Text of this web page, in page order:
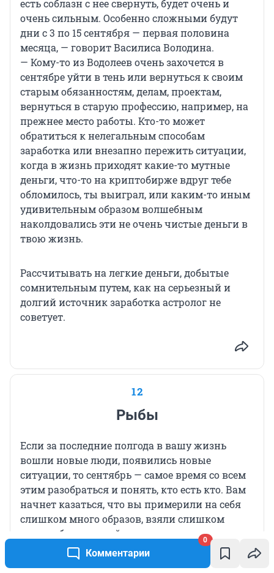
Комментарии
0
есть соблазн с нее свернуть, будет очень и
очень сильным. Особенно сложными будут
дни с 3 по 15 сентября — первая половина
месяца, — говорит Василиса Володина.
— Кому-то из Водолеев очень захочется в
сентябре уйти в тень или вернуться к своим
старым обязанностям, делам, проектам,
вернуться в старую профессию, например, на
прежнее место работы. Кто-то может
обратиться к нелегальным способам
заработка или внезапно пережить ситуации,
когда в жизнь приходят какие-то мутные
деньги, что-то на криптобирже вдруг тебе
обломилось, ты выиграл, или каким-то иным
удивительным образом волшебным
наколдовались эти не очень чистые деньги в
твою жизнь.
Рассчитывать на легкие деньги, добытые
сомнительным путем, как на серьезный и
долгий источник заработка астролог не
советует.
12
Рыбы
Если за последние полгода в вашу жизнь
вошли новые люди, появились новые
ситуации, то сентябрь — самое время со всем
этим разобраться и понять, кто есть кто. Вам
начнет казаться, что вы примерили на себя
слишком много образов, взяли слишком
много обязанностей, повесили огромную
ответственность и за этим всем потеряли